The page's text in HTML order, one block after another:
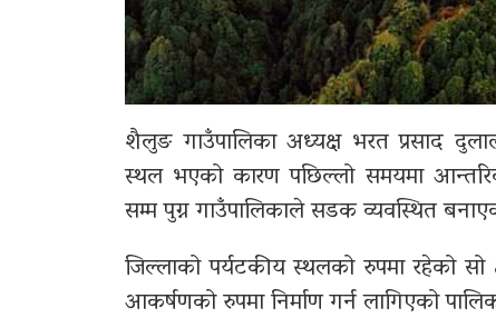
शैलुङ गाउँपालिका अध्यक्ष भरत प्रसाद
स्थल भएको कारण पछिल्लो समयमा
सम्म पुग्न गाउँपालिकाले सडक व्यवस्थित
जिल्लाको पर्यटकीय स्थलको रुपमा रहेको
आकर्षणको रुपमा निर्माण गर्न लागिएको